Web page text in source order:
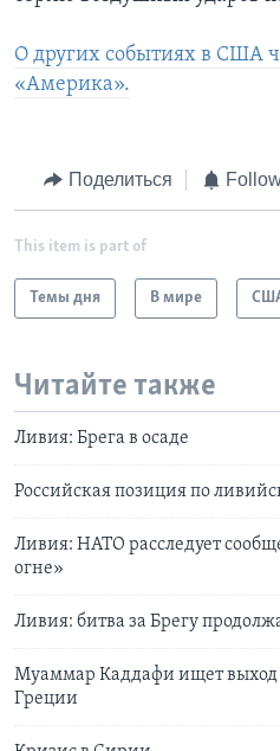
О других событиях в США
«Америка».
Поделиться
This item is part of
Темы дня В мире
Читайте также
Ливия: Брега в осаде
Российская позиция по
Ливия: НАТО расследует
огне»
Ливия: битва за Брегу
Муаммар Каддафи ищет
Греции